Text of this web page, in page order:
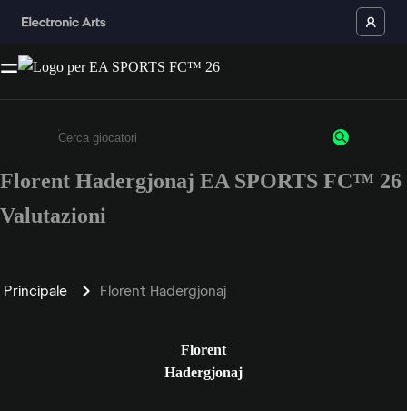
Inserisci un minimo di 3 caratteri o numeri.
Florent Hadergjonaj EA SPORTS FC™ 26
Valutazioni
Principale Florent Hadergjonaj
Florent
Hadergjonaj